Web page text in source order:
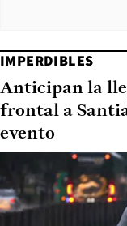
IMPERDIBLES
Anticipan la
frontal a
evento